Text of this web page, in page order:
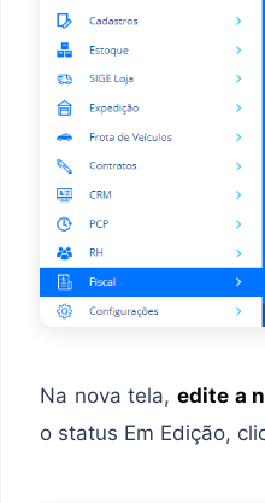
Na nova tela, edite a
o status Em Edição,